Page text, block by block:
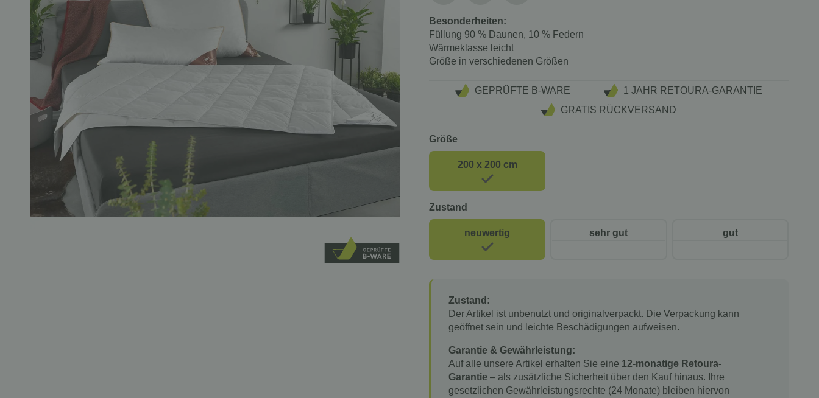
Besonderheiten:
Füllung 90 % Daunen, 10 % Federn
Wärmeklasse leicht
Größe in verschiedenen Größen
GEPRÜFTE B-WARE
1 JAHR RETOURA-GARANTIE
GRATIS RÜCKVERSAND
Größe
200 x 200 cm
Zustand
neuwertig sehr gut gut
Zustand:
Der Artikel ist unbenutzt und originalverpackt. Die Verpackung kann
geöffnet sein und leichte Beschädigungen aufweisen.
Garantie & Gewährleistung:
Auf alle unsere Artikel erhalten Sie eine 12-monatige Retoura-
Garantie – als zusätzliche Sicherheit über den Kauf hinaus. Ihre
gesetzlichen Gewährleistungsrechte (24 Monate) bleiben hiervon